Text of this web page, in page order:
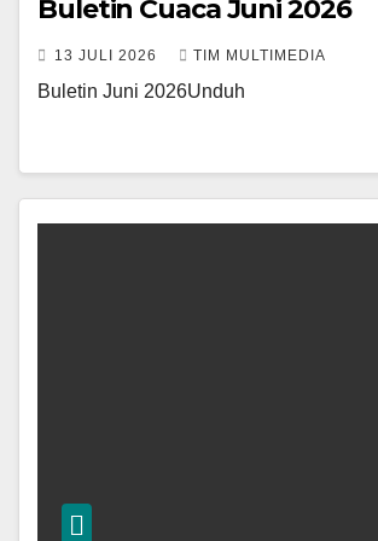
Buletin Cuaca Juni 2026
13 JULI 2026 TIM MULTIMEDIA
Buletin Juni 2026Unduh